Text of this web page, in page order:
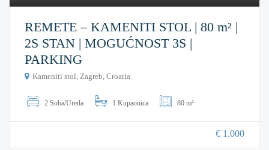
REMETE – KAMENITI STOL | 80 m² |
2S STAN | MOGUĆNOST 3S |
PARKING
Kameniti stol, Zagreb, Croatia
2 Soba/Ureda 1 Kupaonica 80 m²
€ 1.000